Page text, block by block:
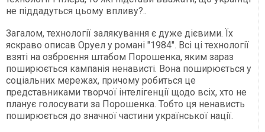
не піддадуться цьому впливу?..
Загалом, технології залякування є дуже дієвими. Їх
яскраво описав Оруел у романі "1984". Всі ці технології
взяті на озброєння штабом Порошенка, яким зараз
поширюється кампанія ненависті. Вона поширюється у
соціальних мережах, причому робиться це
представниками творчої інтелігенції щодо всіх, хто не
планує голосувати за Порошенка. Тобто ця ненависть
поширюється до значної частини української нації.